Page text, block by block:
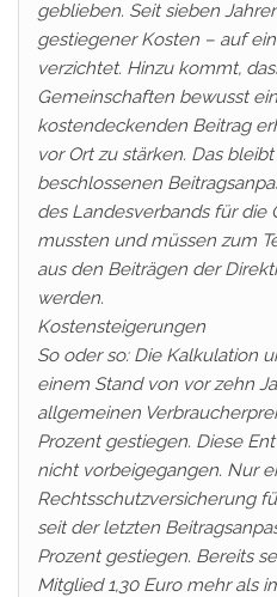
geblieben. Seit sieben
gestiegener Kosten – auf
verzichtet. Hinzu kommt,
Gemeinschaften bewusst
kostendeckenden Beitrag
vor Ort zu stärken. Das
beschlossenen
des Landesverbands für die
mussten und müssen zum
aus den Beiträgen der
werden.
Kostensteigerungen
So oder so: Die Kalkulation
einem Stand von vor zehn
allgemeinen
Prozent gestiegen. Diese
nicht vorbeigegangen. Nur
Rechtsschutzversicherung
seit der letzten
Prozent gestiegen. Bereits
Mitglied 1,30 Euro mehr als